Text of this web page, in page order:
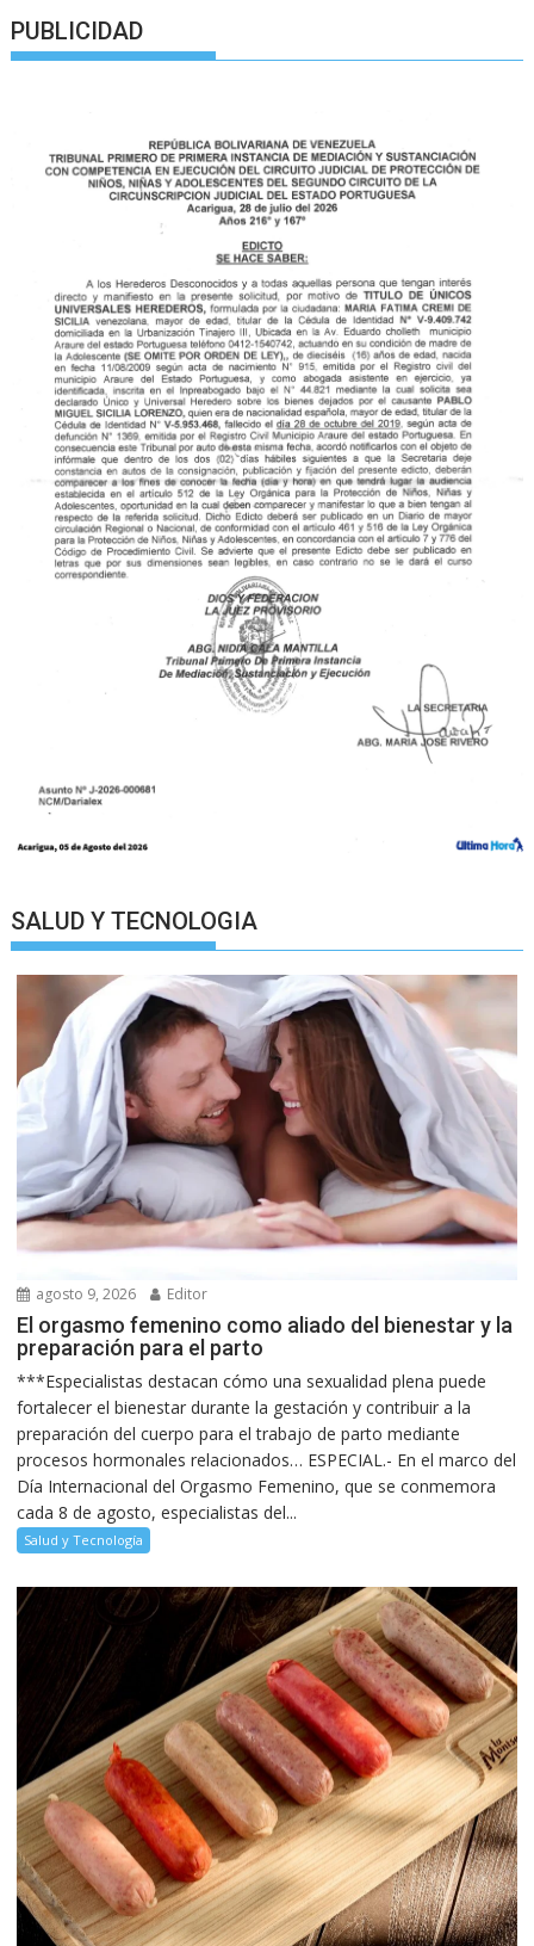
PUBLICIDAD
SALUD Y TECNOLOGIA
agosto 9, 2026 Editor
El orgasmo femenino como aliado del bienestar y la
preparación para el parto
***Especialistas destacan cómo una sexualidad plena puede
fortalecer el bienestar durante la gestación y contribuir a la
preparación del cuerpo para el trabajo de parto mediante
procesos hormonales relacionados… ESPECIAL.- En el marco del
Día Internacional del Orgasmo Femenino, que se conmemora
cada 8 de agosto, especialistas del...
Salud y Tecnología